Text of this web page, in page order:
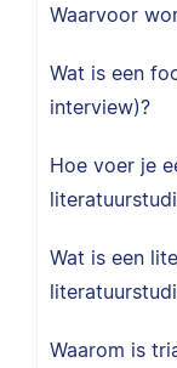
Waarvoor
Wat is een
interview)?
Hoe voer je
Wat is een
Waarom is